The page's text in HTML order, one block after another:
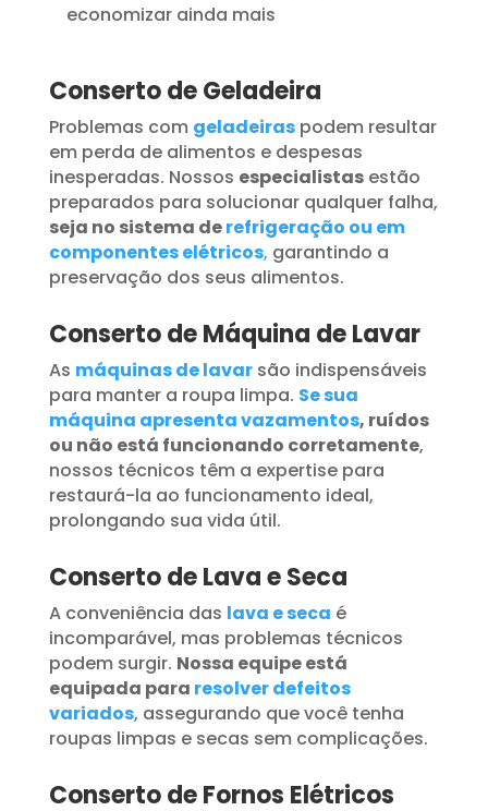
economizar ainda mais
Conserto de Geladeira
Problemas com geladeiraspodem resultar
em perda de alimentos e despesas
inesperadas. Nossos especialistasestão
preparados para solucionar qualquer falha,
seja no sistema derefrigeração ou em
componentes elétricos, garantindo a
preservação dos seus alimentos.
Conserto de Máquina de Lavar
As máquinas de lavar são indispensáveis
para manter a roupa limpa. Se sua
máquina apresenta vazamentos, ruídos
ou não está funcionando corretamente,
nossos técnicos têm a expertise para
restaurá-la ao funcionamento ideal,
prolongando sua vida útil.
Conserto de Lava e Seca
A conveniência das lava e seca é
incomparável, mas problemas técnicos
podem surgir. Nossa equipe está
equipada para resolver defeitos
variados, assegurando que você tenha
roupas limpas e secas sem complicações.
Conserto de Fornos Elétricos